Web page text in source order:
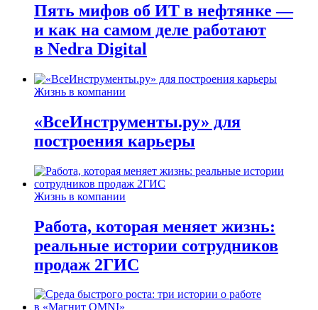
Пять мифов об ИТ в нефтянке —
и как на самом деле работают
в Nedra Digital
Жизнь в компании
«ВсеИнструменты.ру» для
построения карьеры
Жизнь в компании
Работа, которая меняет жизнь:
реальные истории сотрудников
продаж 2ГИС